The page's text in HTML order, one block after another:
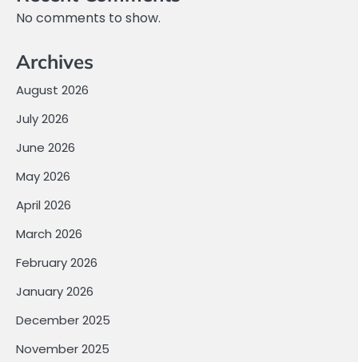
No comments to show.
Archives
August 2026
July 2026
June 2026
May 2026
April 2026
March 2026
February 2026
January 2026
December 2025
November 2025